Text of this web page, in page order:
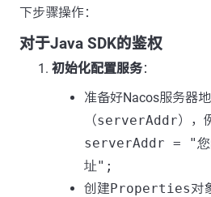
下步骤操作：
对于Java SDK的鉴权
初始化配置服务：
准备好Nacos服务器
（serverAddr），
serverAddr = "您
址";
创建Properties对